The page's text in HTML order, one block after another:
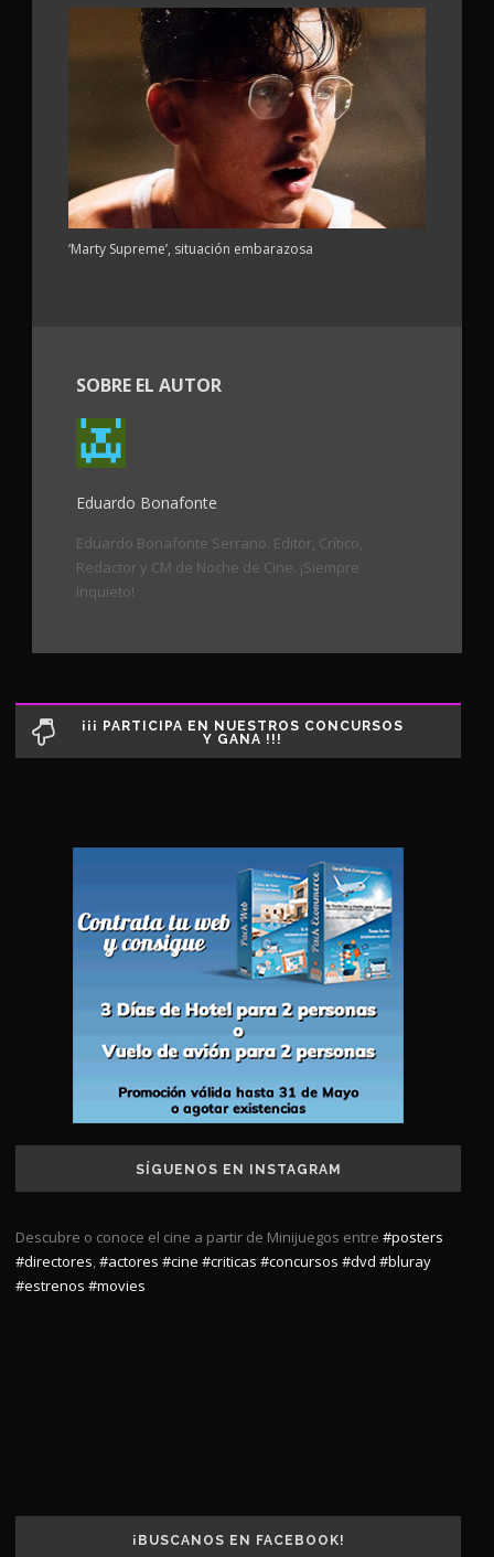
‘Marty Supreme’, situación embarazosa
SOBRE EL AUTOR
Eduardo Bonafonte
Eduardo Bonafonte Serrano. Editor, Crítico,
Redactor y CM de Noche de Cine. ¡Siempre
inquieto!
¡¡¡ PARTICIPA EN NUESTROS CONCURSOS
Y GANA !!!
SÍGUENOS EN INSTAGRAM
Descubre o conoce el cine a partir de Minijuegos entre #posters
#directores,#actores #cine #criticas #concursos #dvd #bluray
#estrenos #movies
¡BUSCANOS EN FACEBOOK!